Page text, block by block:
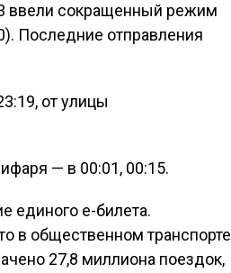
ввели сокращенный режим
Последние отправления
от улицы
— в 00:01, 00:15.
единого е-билета.
в общественном транспорте
27,8 миллиона поездок,